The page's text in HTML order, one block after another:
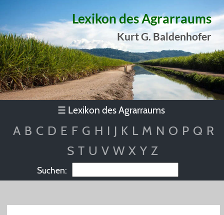
Lexikon des Agrarraums
Kurt G. Baldenhofer
☰ Lexikon des Agrarraums
A B C D E F G H I J K L M N O P Q R
S T U V W X Y Z
Suchen: